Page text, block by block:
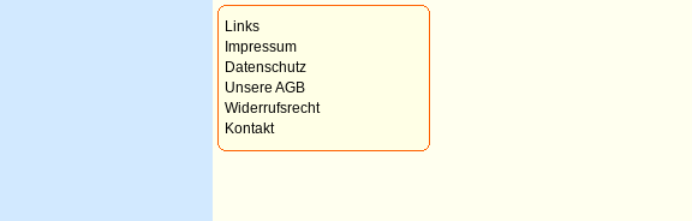
Links
Impressum
Datenschutz
Unsere AGB
Widerrufsrecht
Kontakt